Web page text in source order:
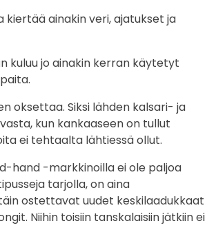
kiertää ainakin veri, ajatukset ja
kuluu jo ainakin kerran käytetyt
oksettaa. Siksi lähden kalsari- ja
kun kankaaseen on tullut
ei tehtaalta lähtiessä ollut.
hand -markkinoilla ei ole paljoa
tarjolla, on aina
ostettavat uudet keskilaadukkaat
Niihin toisiin tanskalaisiin jätkiin ei